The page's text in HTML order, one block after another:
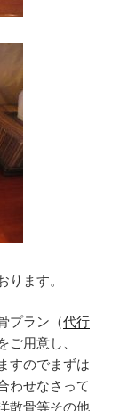
ります。
プラン（代行
ご用意し、
すのでまずは
わせなさって
散骨等その他